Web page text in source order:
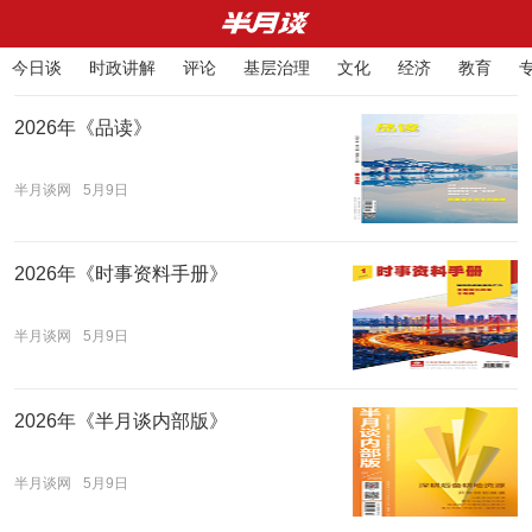
今日谈 时政讲解 评论 基层治理 文化 经济 教育
1
2026年《品读》
半月谈网 5月9日
2026年《时事资料手册》
半月谈网 5月9日
2026年《半月谈内部版》
半月谈网 5月9日